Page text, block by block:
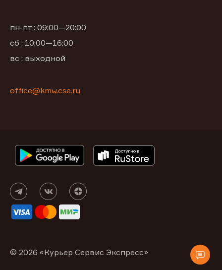
пн-пт : 09:00—20:00
сб : 10:00—16:00
вс : выходной
office@kmw.cse.ru
© 2026 «Курьер Сервис Экспресс»